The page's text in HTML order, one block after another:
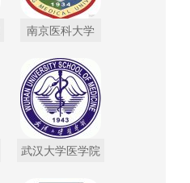
南京医科大学
武汉大学医学院